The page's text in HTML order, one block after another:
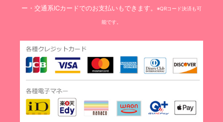
ー・交通系ICカードでのお支払いもできます。
※QRコード決済も可
能です。